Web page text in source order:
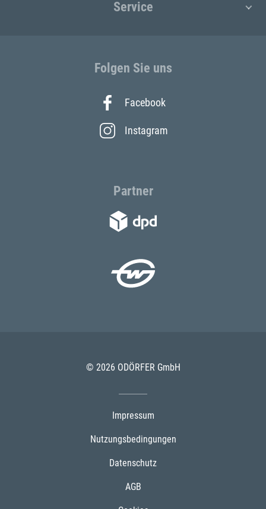
Service
Folgen Sie uns
Facebook
Instagram
Partner
© 2026 ODÖRFER GmbH
Impressum
Nutzungsbedingungen
Datenschutz
AGB